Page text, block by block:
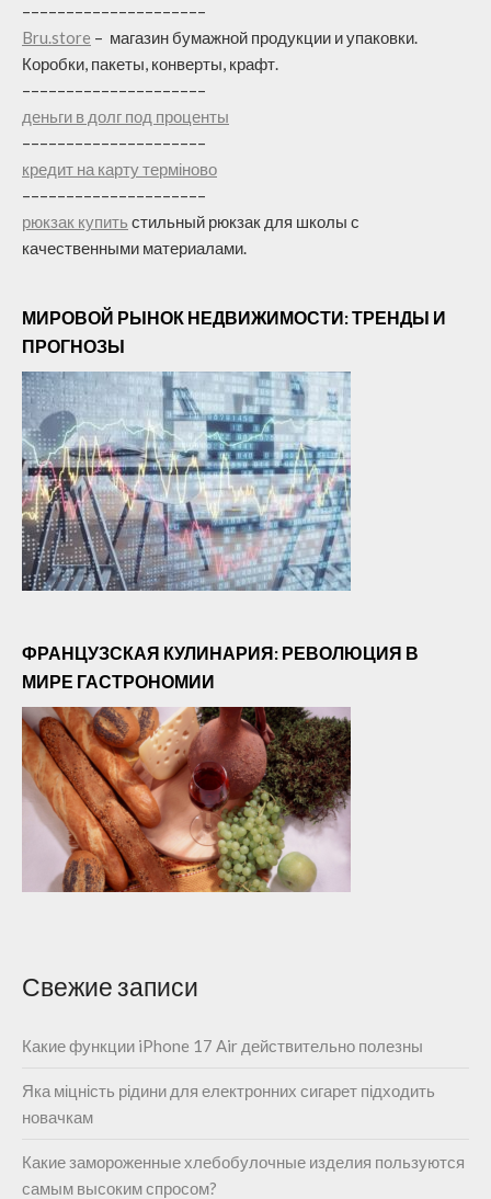
–––––––––––––––––––––
Bru.store – магазин бумажной продукции и упаковки.
Коробки, пакеты, конверты, крафт.
–––––––––––––––––––––
деньги в долг под проценты
–––––––––––––––––––––
кредит на карту терміново
–––––––––––––––––––––
рюкзак купить стильный рюкзак для школы с
качественными материалами.
МИРОВОЙ РЫНОК НЕДВИЖИМОСТИ: ТРЕНДЫ И
ПРОГНОЗЫ
ФРАНЦУЗСКАЯ КУЛИНАРИЯ: РЕВОЛЮЦИЯ В
МИРЕ ГАСТРОНОМИИ
Свежие записи
Какие функции iPhone 17 Air действительно полезны
Яка міцність рідини для електронних сигарет підходить
новачкам
Какие замороженные хлебобулочные изделия пользуются
самым высоким спросом?